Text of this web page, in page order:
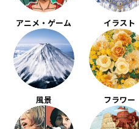
アニメ・ゲーム イラスト
風景 フラワー